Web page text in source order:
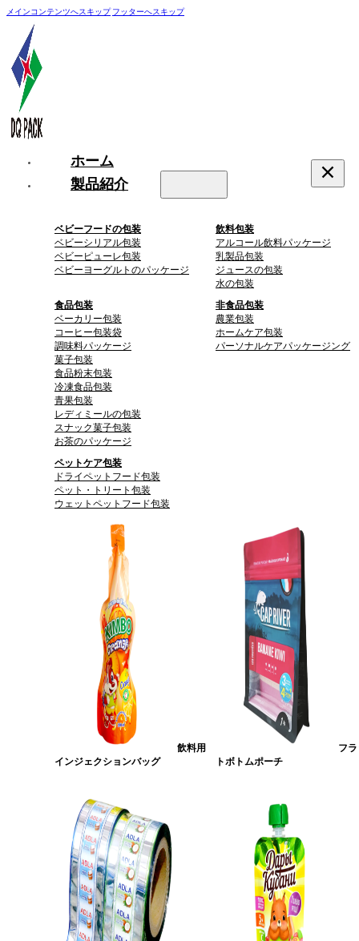
メインコンテンツへスキップ フッターへスキップ
ホーム
製品紹介
ベビーフードの包装
ベビーシリアル包装
ベビーピューレ包装
ベビーヨーグルトのパッケージ
飲料包装
アルコール飲料パッケージ
乳製品包装
ジュースの包装
水の包装
食品包装
ベーカリー包装
コーヒー包装袋
調味料パッケージ
菓子包装
食品粉末包装
冷凍食品包装
青果包装
レディミールの包装
スナック菓子包装
お茶のパッケージ
非食品包装
農業包装
ホームケア包装
パーソナルケアパッケージング
ペットケア包装
ドライペットフード包装
ペット・トリート包装
ウェットペットフード包装
飲料用
インジェクションバッグ
フ
トボトムポーチ